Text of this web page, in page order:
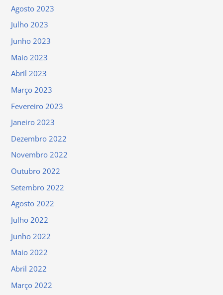
Agosto 2023
Julho 2023
Junho 2023
Maio 2023
Abril 2023
Março 2023
Fevereiro 2023
Janeiro 2023
Dezembro 2022
Novembro 2022
Outubro 2022
Setembro 2022
Agosto 2022
Julho 2022
Junho 2022
Maio 2022
Abril 2022
Março 2022